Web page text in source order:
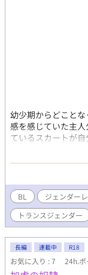
幼少期からどこと
感を感じていた主
ているスカートが
いつもズボンばか
デキの幼少期から
BL ジェンダー
トランスジェンダー
長編 連載中 R18
お気に入り : 7 24h.ポ